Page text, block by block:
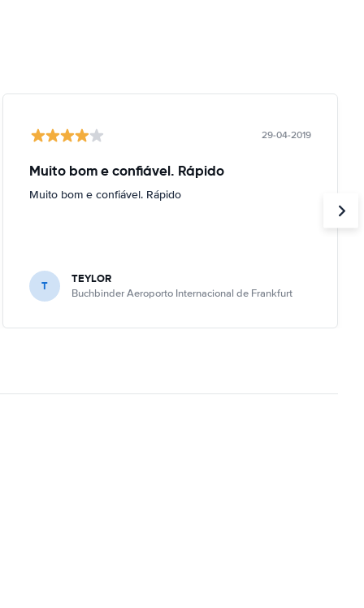
29-04-2019
Muito bom e confiável. Rápido
Muito bom e confiável. Rápido
T TEYLOR
Buchbinder Aeroporto Internacional de Frankfurt